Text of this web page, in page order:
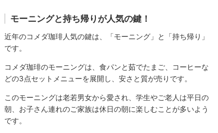
モーニングと持ち帰りが人気の鍵！
近年のコメダ珈琲人気の鍵は、「モーニング」と「持ち帰り」
です。
コメダ珈琲のモーニングは、食パンと茹でたまご、コーヒーな
どの3点セットメニューを展開し、安さと質が売りです。
このモーニングは老若男女から愛され、学生やご老人は平日の
朝、お子さん連れのご家族は休日の朝に楽しむことが多いよう
です。